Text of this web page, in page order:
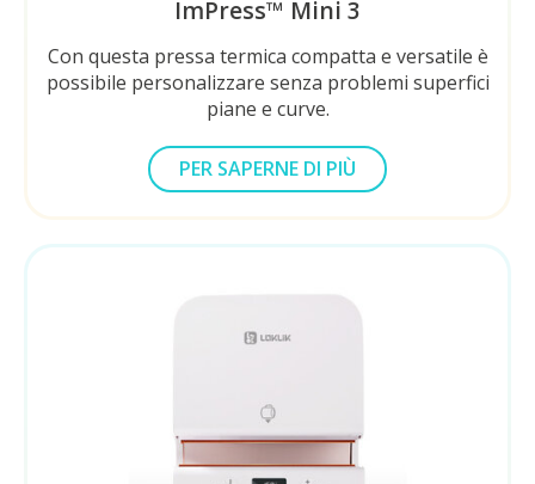
ImPress™ Mini 3
Con questa pressa termica compatta e versatile è
possibile personalizzare senza problemi superfici
piane e curve.
PER SAPERNE DI PIÙSUL LOKLIK IMPRESS™ MINI 3